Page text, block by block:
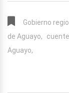
Gobierno
de Aguayo,
Aguayo,